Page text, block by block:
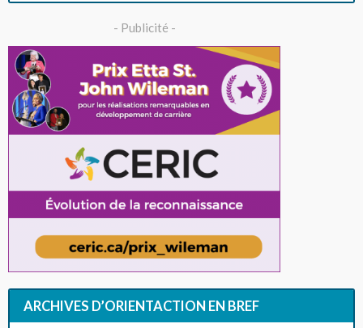
- Publicité -
ARCHIVES D’ORIENTACTION EN BREF